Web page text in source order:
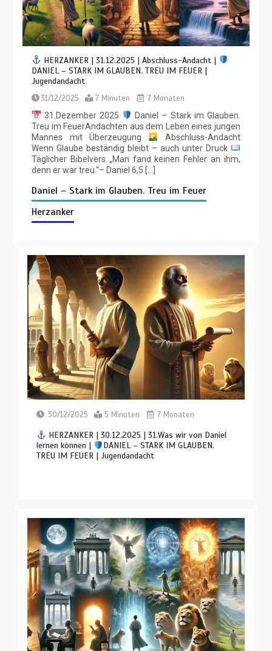
HERZANKER | 31.12.2025 | Abschluss-Andacht |
DANIEL – STARK IM GLAUBEN. TREU IM FEUER |
Jugendandacht
31/12/2025 7 Minuten
7 Monaten
31.Dezember 2025
Daniel – Stark im Glauben.
Treu im FeuerAndachten aus dem Leben eines jungen
Mannes mit Überzeugung
Abschluss-Andacht
Wenn Glaube beständig bleibt – auch unter Druck
Täglicher Bibelvers „Man fand keinen Fehler an ihm,
denn er war treu.“– Daniel 6,5 […]
Daniel – Stark im Glauben. Treu im Feuer
Herzanker
30/12/2025 5 Minuten 7 Monaten
HERZANKER | 30.12.2025 | 31.Was wir von Daniel
lernen können |
DANIEL – STARK IM GLAUBEN.
TREU IM FEUER | Jugendandacht